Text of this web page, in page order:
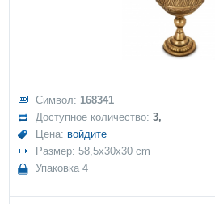
Символ: 168341
Доступное количество:3,
Цена: войдите
Размер: 58,5x30x30 cm
Упаковка 4